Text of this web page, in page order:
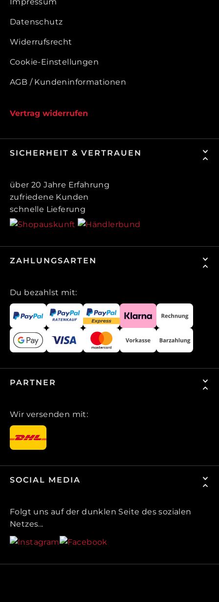
Datenschutz
Widerrufsrecht
Cookie-Einstellungen
AGB / Kundeninformationen
Vertrag widerrufen
SICHERHEIT & VERTRAUEN
über 20 Jahre Erfahrung
zufriedene Kunden
schnelle Lieferung
ZAHLUNGSARTEN
Du bezahlst mit:
PARTNER
Wir versenden mit:
SOCIAL MEDIA
Folgt uns auf der dunklen Seite des sozialen
Netzes...